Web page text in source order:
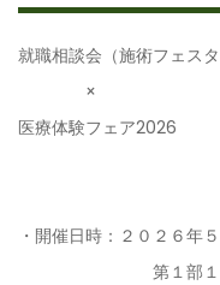
就職相談会（施術フェスタ
×
医療体験フェア2026
・開催日時： ２０２６年
第１部１２：１５